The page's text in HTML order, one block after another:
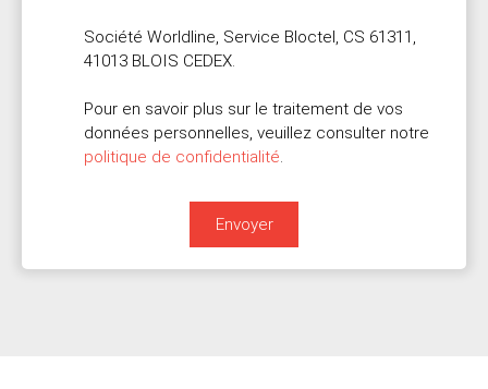
Société Worldline, Service Bloctel, CS 61311,
41013 BLOIS CEDEX.
Pour en savoir plus sur le traitement de vos
données personnelles, veuillez consulter notre
politique de confidentialité.
Envoyer